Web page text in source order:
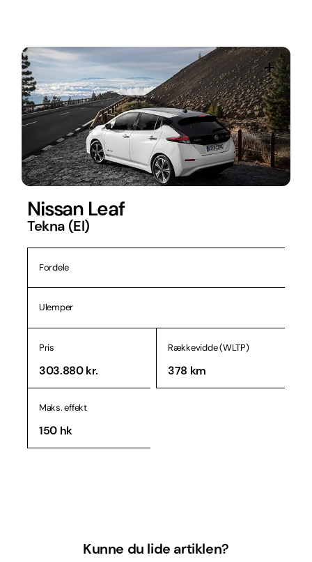
Nissan Leaf
Tekna (El)
Fordele
Ulemper
Pris
303.880 kr.
Rækkevidde (WLTP)
378 km
Maks. effekt
150 hk
Kunne du lide artiklen?